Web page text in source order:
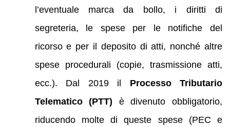
l’eventuale marca da bollo, i diritti di
segreteria, le spese per le notifiche del
ricorso e per il deposito di atti, nonché altre
spese procedurali (copie, trasmissione atti,
ecc.). Dal 2019 il Processo Tributario
Telematico (PTT) è divenuto obbligatorio,
riducendo molte di queste spese (PEC e